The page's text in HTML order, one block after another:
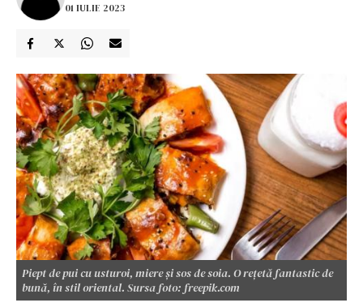
01 IULIE 2023
Piept de pui cu usturoi, miere și sos de soia. O rețetă fantastic de
bună, în stil oriental. Sursa foto: freepik.com